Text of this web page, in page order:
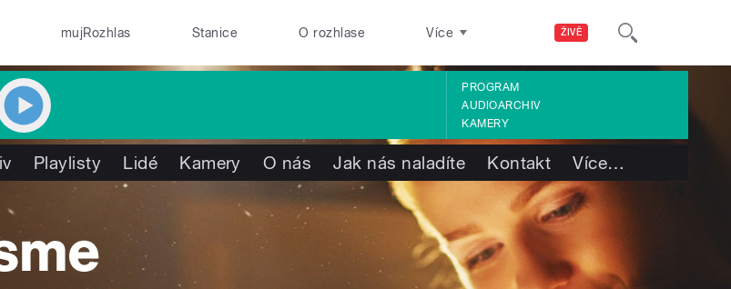
ŽIVĚ
mujRozhlas Stanice O rozhlase Více
PROGRAM
AUDIOARCHIV
KAMERY
Playlisty Lidé Kamery O nás Jak nás naladíte Kontakt Více…